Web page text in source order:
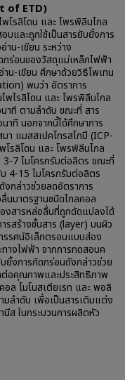
of ETD)
โรลิโดน และ โพรพิลีนไกล
บและถูกใช้เป็นสารยับยั้งการ
น-เขียน ระหว่าง
กร่อนของวัสดุแม่เหล็กไฟฟ้า
น-เขียน ศึกษาด้วยวิธีโพเทน
พบว่า อัตราการ
โรลิโดน และ โพรพิลีนไกล
าที ตามลำดับ ขณะที่ สาร
ที นอกจากนี้ได้ศึกษาการ
า แมสสเปคโทรสโกปี (ICP-
รลิโดน และ โพรพิลีนไกล
3-7 ไมโครกรัมต่อลิตร ขณะที่
4-15 ไมโครกรัมต่อลิตร
งกล่าวช่วยลดอัตราการ
นมาตรฐานชนิดไกลคอล
งสารหล่อลื่นที่ถูกดัดแปลงได้
รสร้างชั้นสาร (layer) บนผิว
รศน์อิเล็กตรอนแบบส่อง
างไฟฟ้า จากการทดสอบค
ยั้งการกัดกร่อนดังกล่าวช่วย
ต่อคุณภาพและประสิทธิภาพ
ล โมโนสเตียเรท และ พอลิ
มลำดับ เพื่อเป็นสารเติมแต่ง
ส ในกระบวนการผลิตหัว